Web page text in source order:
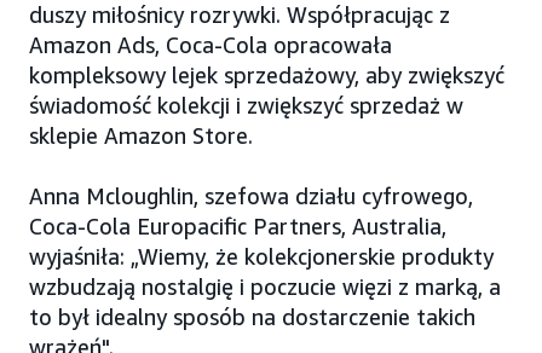
duszy miłośnicy rozrywki. Współpracując z
Amazon Ads, Coca-Cola opracowała
kompleksowy lejek sprzedażowy, aby zwiększyć
świadomość kolekcji i zwiększyć sprzedaż w
sklepie Amazon Store.
Anna Mcloughlin, szefowa działu cyfrowego,
Coca-Cola Europacific Partners, Australia,
wyjaśniła: „Wiemy, że kolekcjonerskie produkty
wzbudzają nostalgię i poczucie więzi z marką, a
to był idealny sposób na dostarczenie takich
wrażeń".